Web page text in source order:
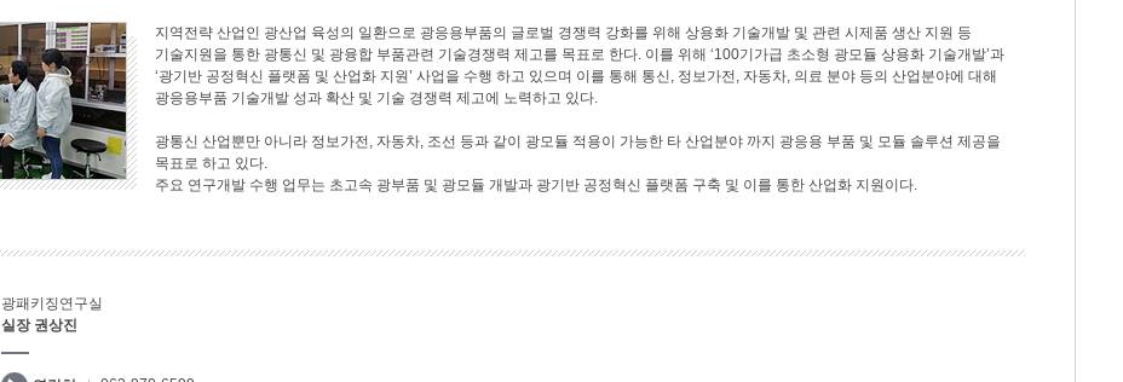
지역전략 산업인 광산업 육성의 일환으로 광응용부품의 글로벌 경쟁력 강화를 위해 상용화 기술개발 및 관련 시제품 생산 지원 등
기술지원을 통한 광통신 및 광융합 부품관련 기술경쟁력 제고를 목표로 한다. 이를 위해 ‘100기가급 초소형 광모듈 상용화 기술개발’과
‘광기반 공정혁신 플랫폼 및 산업화 지원’ 사업을 수행 하고 있으며 이를 통해 통신, 정보가전, 자동차, 의료 분야 등의 산업분야에 대해
광응용부품 기술개발 성과 확산 및 기술 경쟁력 제고에 노력하고 있다.
광통신 산업뿐만 아니라 정보가전, 자동차, 조선 등과 같이 광모듈 적용이 가능한 타 산업분야 까지 광응용 부품 및 모듈 솔루션 제공을
목표로 하고 있다.
주요 연구개발 수행 업무는 초고속 광부품 및 광모듈 개발과 광기반 공정혁신 플랫폼 구축 및 이를 통한 산업화 지원이다.
광패키징연구실
실장 권상진